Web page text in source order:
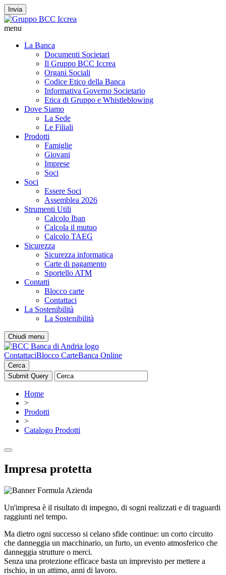
Invia
menu
La Banca
Documenti Societari
Il Gruppo BCC Iccrea
Organi Sociali
Codice Etico della Banca
Informativa Governo Societario
Etica di Gruppo e Whistleblowing
Dove Siamo
La Sede
Le Filiali
Prodotti
Famiglie
Giovani
Imprese
Soci
Soci
Essere Soci
Assemblea 2026
Strumenti Utili
Calcolo Iban
Calcola il mutuo
Calcolo TAEG
Sicurezza
Sicurezza informatica
Carte di pagamento
Sportello ATM
Contatti
Blocco carte
Contattaci
La Sostenibilità
La Sostenibilità
Chiudi menu
ContattaciBlocco CarteBanca Online
Cerca
Home
>
Prodotti
>
Catalogo Prodotti
Impresa protetta
Un'impresa è il risultato di impegno, di sogni realizzati e di traguardi
raggiunti nel tempo.
Ma dietro ogni successo si celano sfide continue: un corto circuito
che danneggia un macchinario, un furto, un evento atmosferico che
danneggia strutture o merci.
Senza una protezione efficace basta un imprevisto per mettere a
rischio, in un attimo, anni di lavoro.